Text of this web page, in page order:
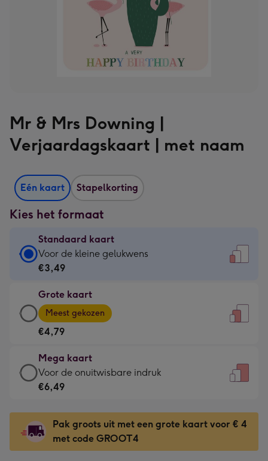
Mr & Mrs Downing |
Verjaardagskaart | met naam
Eén kaart Stapelkorting
Kies het formaat
Standaard kaart
Standaard
kaart
€3,49
-
Voor
kleine
gelukwens
-
120
x
160
mm
Voor de kleine gelukwens
€3,49
Grote kaart
Grote
kaart
-
€4,79
-
Meest
gekozen
Dimensions:
167
x
Meest gekozen
€4,79
Mega kaart
Mega
kaart
€6,49
-
Voor
Voor de onuitwisbare indruk
€6,49
Pak groots uit met een grote kaart voor € 4
met code GROOT4